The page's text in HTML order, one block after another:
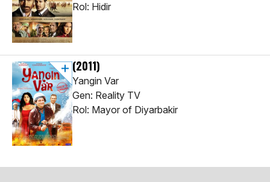
Rol: Hidir
(2011)
Yangin Var
Gen: Reality TV
Rol: Mayor of Diyarbakir